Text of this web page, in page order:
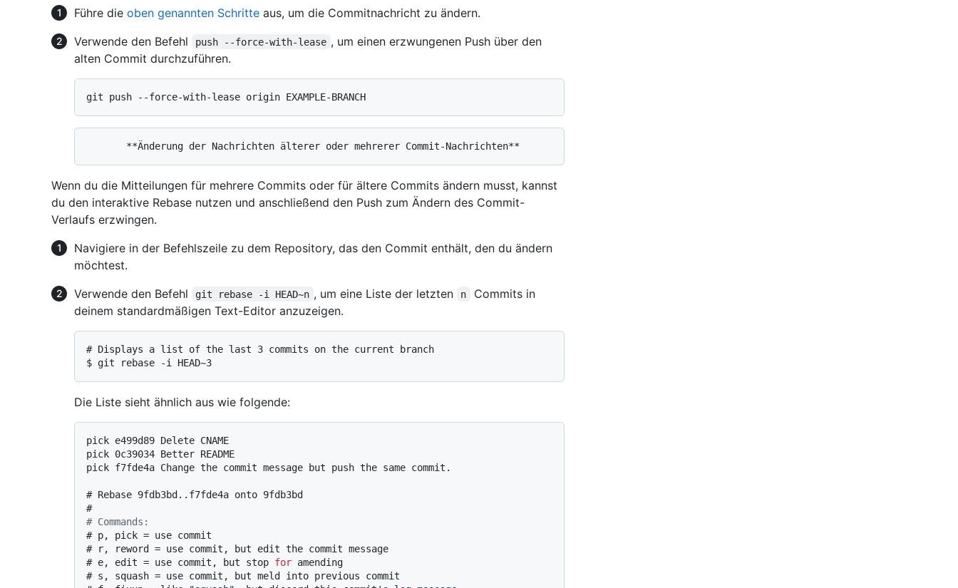
Führe die oben genannten Schritte aus, um die Commitnachricht zu ändern.
Verwende den Befehl
push --force-with-lease , um einen erzwungenen Push über den
alten Commit durchzuführen.
Wenn du die Mitteilungen für mehrere Commits oder für ältere Commits ändern musst, kannst
du den interaktive Rebase nutzen und anschließend den Push zum Ändern des Commit-
Verlaufs erzwingen.
Navigiere in der Befehlszeile zu dem Repository, das den Commit enthält, den du ändern
möchtest.
Verwende den Befehl
git rebase -i HEAD~n , um eine Liste der letzten n
Commits in
deinem standardmäßigen Text-Editor anzuzeigen.
# Displays a list of the last 3 commits on the current branch
$ git rebase -i HEAD~3
Die Liste sieht ähnlich aus wie folgende:
pick e499d89 Delete CNAME
pick 0c39034 Better README
# Rebase 9fdb3bd..f7fde4a onto 9fdb3bd
#
# Commands:
# p, pick = use commit
# r, reword = use commit, but edit the commit message
# e, edit = use commit, but stop for amending
# s, squash = use commit, but meld into previous commit